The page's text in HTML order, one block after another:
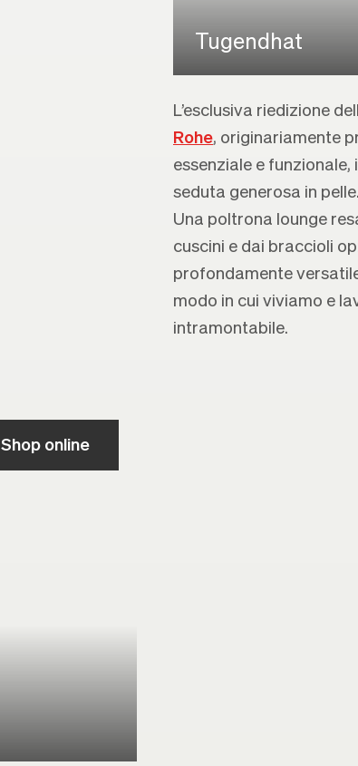
Tugendhat
L’esclusiva riedizione
Rohe, originariamente
essenziale e funzionale,
seduta generosa in pelle.
Una poltrona lounge
cuscini e dai braccioli
profondamente
modo in cui viviamo e
intramontabile.
Shop online